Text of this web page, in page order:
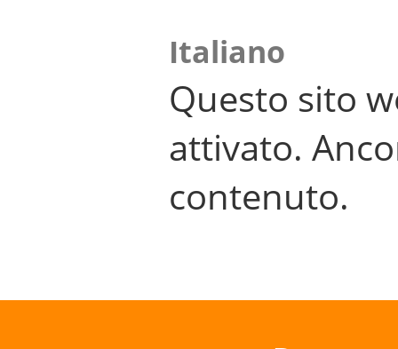
Italiano
Questo sito
attivato.
contenuto.